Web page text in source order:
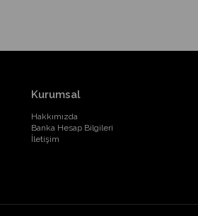
Kurumsal
Hakkımızda
Banka Hesap Bilgileri
İletişim